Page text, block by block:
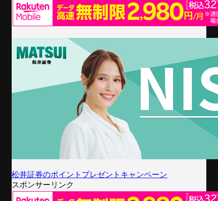
松井証券のポイントプレゼントキャンペーン
スポンサーリンク